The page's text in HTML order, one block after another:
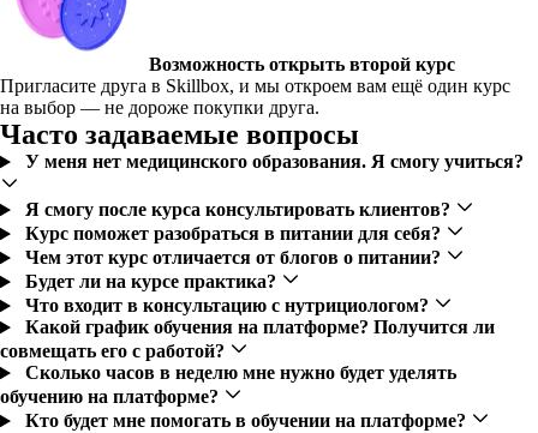
Возможность открыть второй курс
Пригласите друга в Skillbox, и мы откроем вам ещё один курс
на выбор — не дороже покупки друга.
Часто задаваемые вопросы
У меня нет медицинского образования. Я смогу учиться?
Я смогу после курса консультировать клиентов?
Курс поможет разобраться в питании для себя?
Чем этот курс отличается от блогов о питании?
Будет ли на курсе практика?
Что входит в консультацию с нутрициологом?
Какой график обучения на платформе? Получится ли
совмещать его с работой?
Сколько часов в неделю мне нужно будет уделять
обучению на платформе?
Кто будет мне помогать в обучении на платформе?